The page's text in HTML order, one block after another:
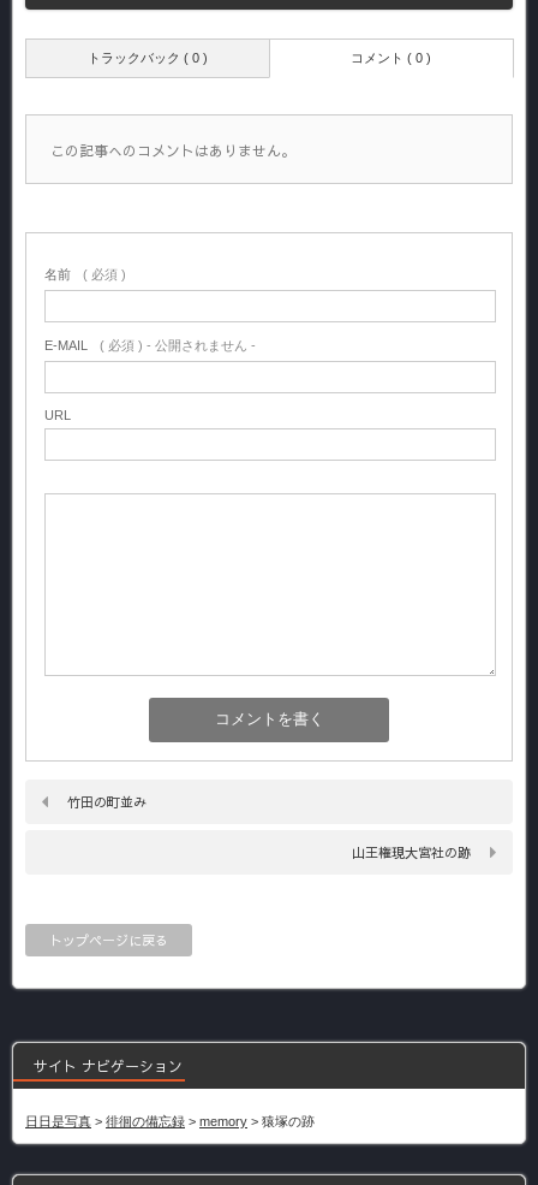
トラックバック ( 0 ) コメント ( 0 )
この記事へのコメントはありません。
名前 ( 必須 )
E-MAIL ( 必須 ) - 公開されません -
URL
竹田の町並み
山王権現大宮社の跡
トップページに戻る
サイト ナビゲーション
日日是写真 > 徘徊の備忘録 > memory > 猿塚の跡